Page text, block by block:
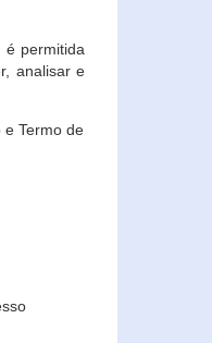
é permitida
analisar e
Termo de